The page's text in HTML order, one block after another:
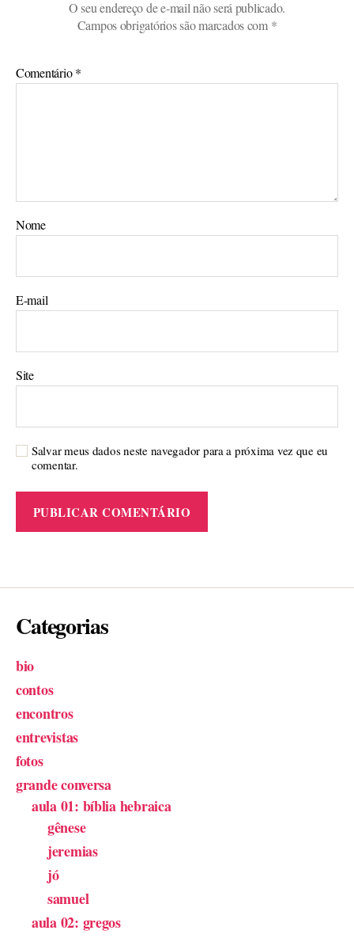
O seu endereço de e-mail não será publicado.
Campos obrigatórios são marcados com *
Comentário*
Nome
E-mail
Site
Salvar meus dados neste navegador para a próxima vez que eu
comentar.
Categorias
bio
contos
encontros
entrevistas
fotos
grande conversa
aula 01: bíblia hebraica
gênese
jeremias
jó
samuel
aula 02: gregos